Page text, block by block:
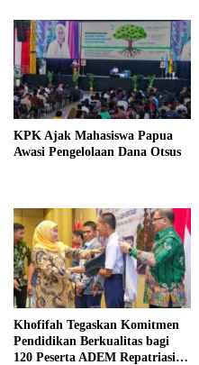
KPK Ajak Mahasiswa Papua
Awasi Pengelolaan Dana Otsus
Khofifah Tegaskan Komitmen
Pendidikan Berkualitas bagi
120 Peserta ADEM Repatriasi